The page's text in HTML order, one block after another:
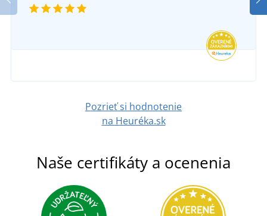
8,77 €
Pozrieť si hodnotenie
na Heuréka.sk
Naše certifikáty a ocenenia